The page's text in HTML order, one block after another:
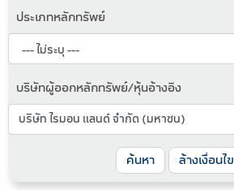
ประเภทหลักทรัพย์
บริษัทผู้ออกหลักทรัพย์/หุ้นอ้างอิง
ค้นหา ล้างเงื่อนไข